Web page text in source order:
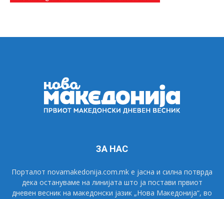
ЗА НАС
Порталот novamakedonija.com.mk е јасна и силна потврда
дека остануваме на линијата што ја постави првиот
дневен весник на македонски јазик „Нова Македонија“, во